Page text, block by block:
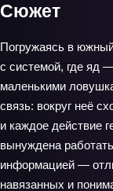
Сюжет
Погружаясь в
с системой, где яд
маленькими
связь: вокруг неё
и каждое действие
вынуждена
информацией —
навязанных и